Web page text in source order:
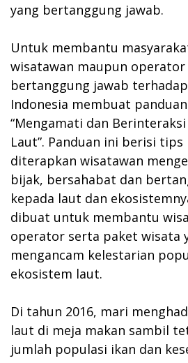
yang bertanggung jawab.
Untuk membantu
wisatawan maupun operator
bertanggung jawab
Indonesia membuat
“Mengamati dan
Laut”. Panduan ini berisi
diterapkan wisatawan
bijak, bersahabat dan
kepada laut dan
dibuat untuk membantu
operator serta paket wisata
mengancam kelestarian
ekosistem laut.
Di tahun 2016, mari
laut di meja makan sambil
jumlah populasi ikan dan